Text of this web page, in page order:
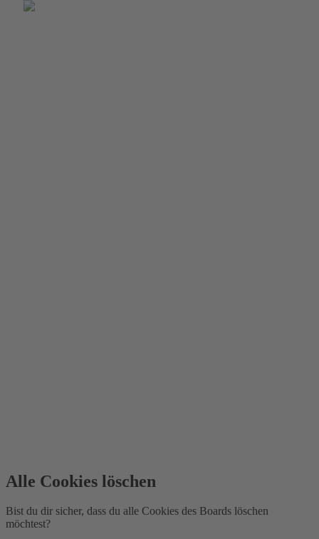
Alle Cookies löschen
Bist du dir sicher, dass du alle Cookies des Boards löschen
möchtest?